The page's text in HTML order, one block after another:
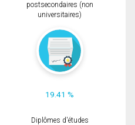
postsecondaires (non
universitaires)
19.41 %
Diplômes d'études